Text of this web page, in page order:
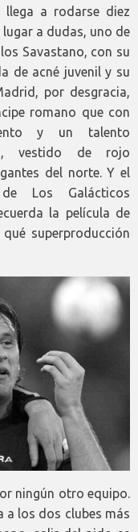
llega a rodarse diez
a dudas, uno de
Savastano, con su
de acné juvenil y su
por desgracia,
romano que con
y un talento
vestido de rojo
del norte. Y el
Los Galácticos
la película de
superproducción
ningún otro equipo.
a los dos clubes más